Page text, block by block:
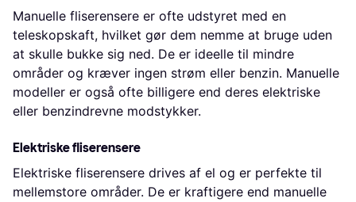
Manuelle fliserensere er ofte udstyret med en
teleskopskaft, hvilket gør dem nemme at bruge uden
at skulle bukke sig ned. De er ideelle til mindre
områder og kræver ingen strøm eller benzin. Manuelle
modeller er også ofte billigere end deres elektriske
eller benzindrevne modstykker.
Elektriske fliserensere
Elektriske fliserensere drives af el og er perfekte til
mellemstore områder. De er kraftigere end manuelle